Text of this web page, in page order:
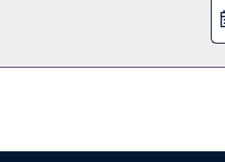
サービス、荷物保管サービス、自動